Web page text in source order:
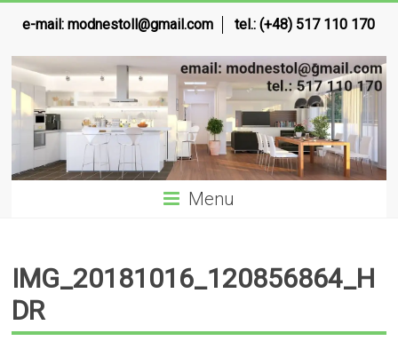
e-mail:modnestoll@gmail.com tel.: (+48) 517 110 170
Menu
IMG_20181016_120856864_H
DR